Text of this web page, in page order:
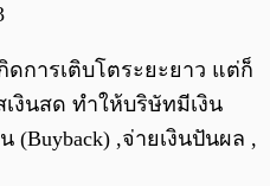
การเติบโตระยะยาว แต่ก็
งินสด ทำให้บริษัทมีเงิน
,จ่ายเงินปันผล ,